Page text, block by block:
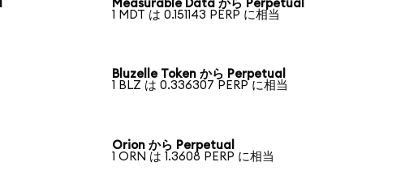
Measurable Data から Perpetual
1 MDT は 0.151143 PERP に相当
Bluzelle Token から Perpetual
1 BLZ は 0.336307 PERP に相当
Orion から Perpetual
1 ORN は 1.3608 PERP に相当